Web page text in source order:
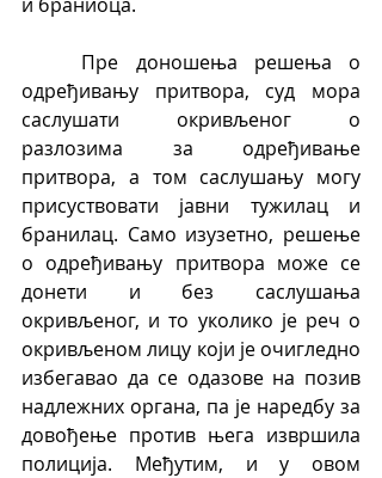
одређивању притвора, суд мора
саслушати окривљеног о
разлозима за одређивање
притвора, а том саслушању могу
присуствовати јавни тужилац и
бранилац. Само изузетно, решење
о одређивању притвора може се
донети и без саслушања
окривљеног, и то уколико је реч о
окривљеном лицу који је очигледно
избегавао да се одазове на позив
надлежних органа, па је наредбу за
довођење против њега извршила
полиција. Међутим, и у овом